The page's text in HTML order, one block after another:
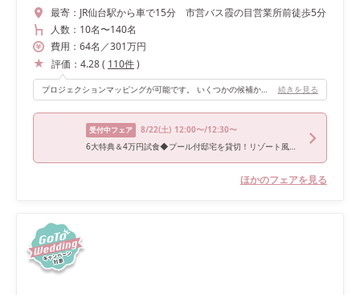
最寄： JR仙台駅から車で15分 市営バス霞の目営業所前徒歩5分
人数： 10名〜140名
費用： 64名 ／301万円
評価： 4.28( 110件)
プロジェクションマッピングが可能です。 いくつかの候補から好きな映像が選べます。 季節に合わせた映像や、海や花などがありました。私たちはワンスアポンアタイムの曲で作られたマッピングをえらびました＾＾ 大階段からの入場は、私たちにとって大切な方々を一気に視界に入れることができ、とても感動しました。 色合いがホワイトなので温かみが感じられる会場です。ナチュラルウエディングがテーマの方にもぴったりだと思います。 大きなスクリーンがたくさんあるのでゲストが体制を変えなくても見ることができるようになっていました。 続きを見る
受付中フェア 8/22(土) 12:00〜/12:30〜
6大特典＆4万円試食◆プール付邸宅を貸切！リゾート風WD体験
ほかのフェアを見る